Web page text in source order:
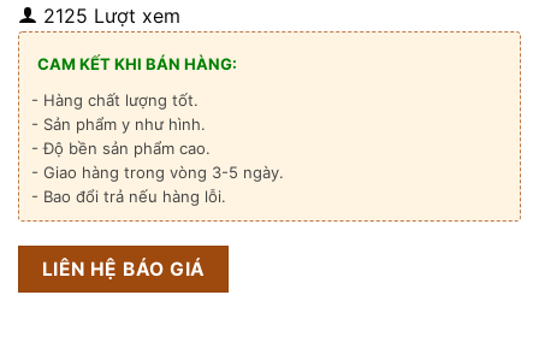
2125 Lượt xem
CAM KẾT KHI BÁN HÀNG:
- Hàng chất lượng tốt.
- Sản phẩm y như hình.
- Độ bền sản phẩm cao.
- Giao hàng trong vòng 3-5 ngày.
- Bao đổi trả nếu hàng lỗi.
LIÊN HỆ BÁO GIÁ